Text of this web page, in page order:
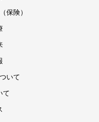
保険）
いて
て